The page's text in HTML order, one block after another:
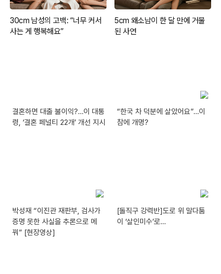
결혼하면 대출 불이익?…이 대통
령, ‘결혼 페널티 22개’ 개선 지시
“한국 차 덕분에 살았어요”…이
참에 개명?
박성재 “이진관 재판부, 검사가
증명 못한 사실을 추론으로 메
꿔” [현장영상]
[돌직구 강력반]도로 위 말다툼
이 ‘살인미수’로…